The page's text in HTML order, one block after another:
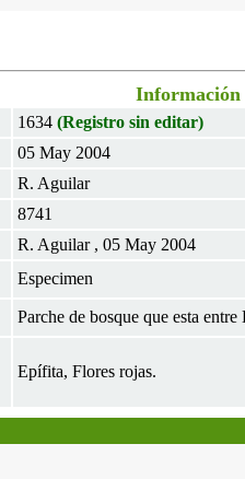
Información
1634 (Registro sin editar)
05 May 2004
R. Aguilar
8741
R. Aguilar , 05 May 2004
Especimen
Parche de bosque que esta
Epífita, Flores rojas.